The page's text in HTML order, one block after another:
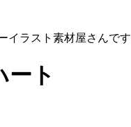
イラスト素材屋さんです
ート